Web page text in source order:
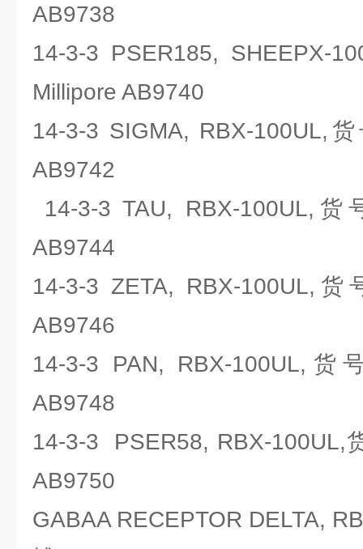
AB9738
14-3-3 PSER185, SHEEPX-
Millipore AB9740
14-3-3 SIGMA, RBX-100UL,
AB9742
14-3-3 TAU, RBX-100UL,
AB9744
14-3-3 ZETA, RBX-100UL,
AB9746
14-3-3 PAN, RBX-100UL,货
AB9748
14-3-3 PSER58, RBX-100UL,
AB9750
GABAA RECEPTOR DELTA,